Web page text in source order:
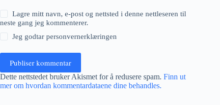
Lagre mitt navn, e-post og nettsted i denne nettleseren til
neste gang jeg kommenterer.
Jeg godtarpersonvernerklæringen
Publiser kommentar
Dette nettstedet bruker Akismet for å redusere spam. Finn ut
mer om hvordan kommentardataene dine behandles.